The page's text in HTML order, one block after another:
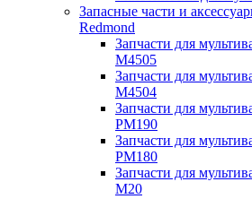
Запасные части и
Redmond
Запчасти для
M4505
Запчасти для
M4504
Запчасти для
PM190
Запчасти для
PM180
Запчасти для
M20